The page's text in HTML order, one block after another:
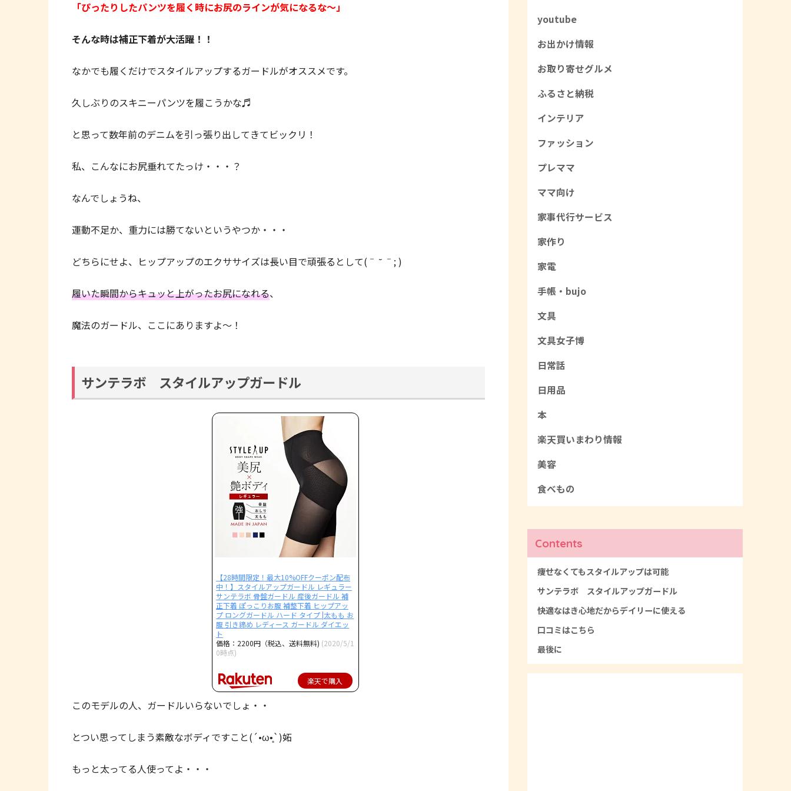
「ぴったりしたパンツを履く時にお尻のラインが気になるな〜」
そんな時は補正下着が大活躍！！
なかでも履くだけでスタイルアップするガードルがオススメです。
久しぶりのスキニーパンツを履こうかな♬
と思って数年前のデニムを引っ張り出してきてビックリ！
私、こんなにお尻垂れてたっけ・・・？
なんでしょうね、
運動不足か、重力には勝てないというやつか・・・
どちらにせよ、ヒップアップのエクササイズは長い目で頑張るとして(ˉ ˘ ˉ; )
履いた瞬間からキュッと上がったお尻になれる、
魔法のガードル、ここにありますよ〜！
サンテラボ スタイルアップガードル
【28時間限定！最大10%OFFクーポン配布
中！】スタイルアップガードル レギュラー
サンテラボ 骨盤ガードル 産後ガードル 補
正下着 ぽっこりお腹 補整下着 ヒップアッ
プ ロングガードル ハード タイプ |太もも お
腹 引き締め レディース ガードル ダイエッ
ト
価格：2200円（税込、送料無料) (2020/5/1
0時点)
楽天で購入
このモデルの人、ガードルいらないでしょ・・
とつい思ってしまう素敵なボディですこと(´•ω•̥`)妬
もっと太ってる人使ってよ・・・
youtube
お出かけ情報
お取り寄せグルメ
ふるさと納税
インテリア
ファッション
プレママ
ママ向け
家事代行サービス
家作り
家電
手帳・bujo
文具
文具女子博
日常話
日用品
本
楽天買いまわり情報
美容
食べもの
Contents
痩せなくてもスタイルアップは可能
サンテラボ スタイルアップガードル
快適なはき心地だからデイリーに使える
口コミはこちら
最後に